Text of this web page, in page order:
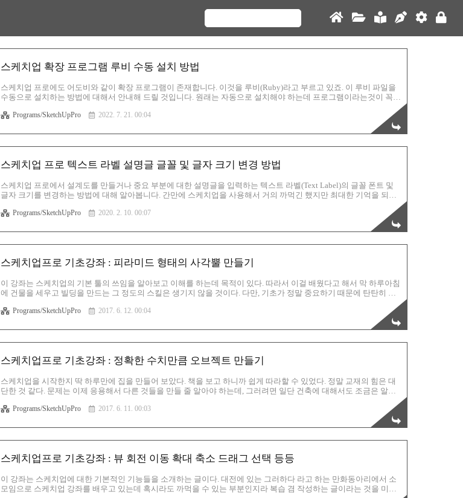
스케치업 확장 프로그램 루비 수동 설치 방법
스케치업 프로에도 어도비와 같이 확장 프로그램이 존재합니다. 이것을 루비(Ruby)라고 부르고 있죠. 이 루비 파일을
수동으로 설치하는 방법에 대해서 안내해 드릴 것입니다. 원래는 자동으로 설치해야 하는데 프로그램이라는것이 꼭
완벽하게 돌아가지 않을때가 있기도 하고 루비라는 확장 프로그램은 여러 개발자가 각자의 방법으로 만들다보니 이다
금씩 스케치업 확장 기능에서 인식을 제대로 못할때도 있습니다. 또한 스케치업 버전에 따라서도 인식의 유무가 들쑥
날쑥 하기도 합니다. 따라서 자동 설치가 되지 않는 분들은 이 방법을 한번 사용해 보시기 바랍니다. 먼저 설치하고자
하는 루비 파일을 준비합니다. 스케치업 루비 파일 확장자는 rb 또는 rbz입니다. 루비 파일을 선택 후 F2키 또는 마우스
오른쪽 버튼을 눌러 이름..
Programs/SketchUpPro 2022. 7. 21. 00:04
스케치업 프로 텍스트 라벨 설명글 글꼴 및 글자 크기 변경 방법
스케치업 프로에서 설계도를 만들거나 중요 부분에 대한 설명글을 입력하는 텍스트 라벨(Text Label)의 글꼴 폰트 및
글자 크기를 변경하는 방법에 대해 알아봅니다. 간만에 스케치업을 사용해서 거의 까먹긴 했지만 최대한 기억을 되살
려 다시 생각난 방법들은 죄다 포스팅을 진행하려 합니다. 아이허브 건강보조식품들을 보관한 스탠드를 구상해봤습니
다. 간만에 스케치업을 설치해서 이것저것 툴을 사용해가며 기억을 더듬어 봅니다. 우여곡절끝에 이렇게 대강 설계도
면을 완성 했습니다. 지금 보시면 길이 부분에 대한 텍스트는 숫자여서 그런지 작아도 문제될건 없는데, 오른쪽 설명
부분에 대한 텍스트는 다소 눈에 잘 들어오지 않습니다. 한글의 경우는 텍스트가 작아서 일부가 깨진 것 처럼 보이기도
합니다. 이 부분의 텍스트 크..
Programs/SketchUpPro 2020. 2. 10. 00:07
스케치업프로 기초강좌 : 피라미드 형태의 사각뿔 만들기
이 강좌는 스케치업의 기본 툴의 쓰임을 알아보고 이해를 하는데 목적이 있다. 따라서 이걸 배웠다고 해서 막 하루아침
에 건물을 세우고 빌딩을 만드는 그 정도의 스킬은 생기지 않을 것이다. 다만, 기초가 정말 중요하기 때문에 탄탄히 익
내용을 숙지해둬야 이 강좌도 별 문제없이 이해하고 넘어갈 수 있을 것이다. 꼭 배워두자! Rectangle 툴을 이용해서 사
각형을 만든다. 사이즈는 정확히 5000,5000 이다. 단위는 mm 이다. 그리고나서 연필툴을 사용한다. 이것은 중앙지점을
찾기 위한 과정이며 사각뿔을 만들 때 필요한 과정이기도 하다. 우선 사각형의 대각선을 서로 이어주기만 하면 되는데,
꼭..
Programs/SketchUpPro 2017. 6. 12. 00:04
스케치업프로 기초강좌 : 정확한 수치만큼 오브젝트 만들기
스케치업을 시작한지 딱 하루만에 집을 만들어 보았다. 책을 보고 하니까 쉽게 따라할 수 있었다. 정말 교재의 힘은 대
단한 것 같다. 문제는 이제 응용해서 다른 것들을 만들 줄 알아야 하는데, 그러려면 일단 건축에 대해서도 조금은 알아
히 딱히 설명할 게 없을 정도로 이것도 너무 쉬워서 한번 보시면 누구라도 100% 이해하실 것이다. 스케치업은 정말 기
본 툴에 충실한 프로그램이기 때문에 기초를 잘 배워두면, 나중에 두고두고 응용할 수 있는 그런 프로그램이다. 배우기
도 쉽고, 활용도도 높기 때문에 웹툰작가들 사이에서도 요즘 배경을 그리는 데 스케치업을 많이 이용하고 있다고 하니,
꼭 한번 시간나면..
Programs/SketchUpPro 2017. 6. 11. 00:03
스케치업프로 기초강좌 : 뷰 회전 이동 확대 축소 드래그 선택 등등
이 강좌는 스케치업에 대한 기본적인 기능들을 소개하는 글이다. 대전에 있는 그러하다 라고 하는 만화동아리에서 소
모임으로 스케치업 강좌를 배우고 있는데 혹시라도 까먹을 수 있는 부분인지라 복습 겸 작성하는 글이라는 것을 미리